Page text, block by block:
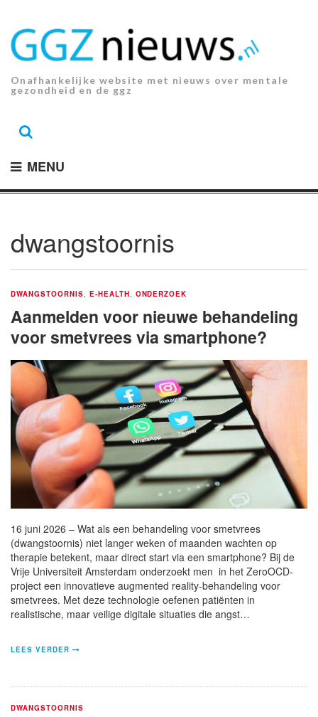
inhoud.
Onafhankelijke website met nieuws over mentale
gezondheid en de ggz
MENU
dwangstoornis
DWANGSTOORNIS E-HEALTH ONDERZOEK
Aanmelden voor nieuwe behandeling
voor smetvrees via smartphone?
16 juni 2026 – Wat als een behandeling voor smetvrees
(dwangstoornis) niet langer weken of maanden wachten op
therapie betekent, maar direct start via een smartphone? Bij de
Vrije Universiteit Amsterdam onderzoekt men in het ZeroOCD-
project een innovatieve augmented reality-behandeling voor
smetvrees. Met deze technologie oefenen patiënten in
realistische, maar veilige digitale situaties die angst…
LEES VERDER
DWANGSTOORNIS